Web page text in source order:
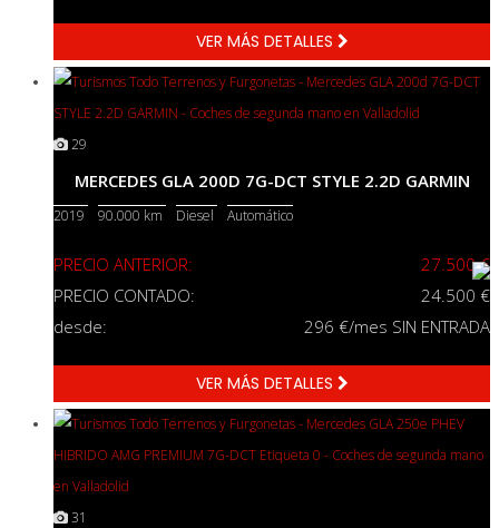
VER MÁS DETALLES
29
MERCEDES GLA 200D 7G-DCT STYLE 2.2D GARMIN
2019 90.000 km Diesel Automático
PRECIO ANTERIOR:
27.500 €
PRECIO CONTADO:
24.500 €
desde:
296 €/mes SIN ENTRADA
VER MÁS DETALLES
31